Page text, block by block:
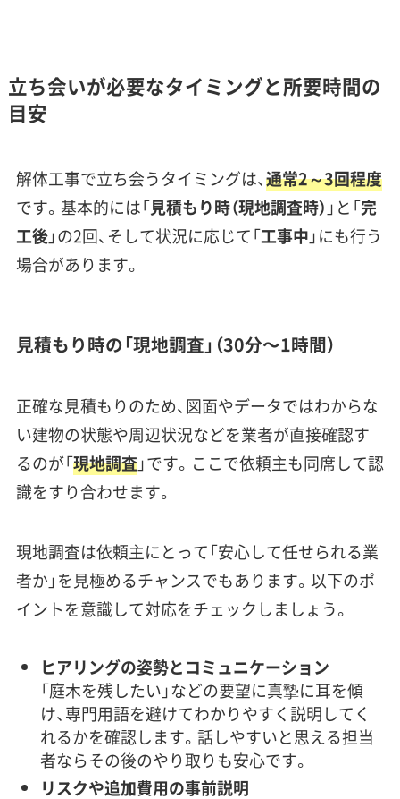
立ち会いが必要なタイミングと所要時間の
目安
解体工事で立ち会うタイミングは、通常2～3回程度
です。基本的には「見積もり時（現地調査時） 」と「完
工後」の2回、そして状況に応じて「工事中」にも行う
場合があります。
見積もり時の「現地調査」（30分〜1時間）
正確な見積もりのため、図面やデータではわからな
い建物の状態や周辺状況などを業者が直接確認す
るのが「現地調査」です。ここで依頼主も同席して認
識をすり合わせます。
現地調査は依頼主にとって「安心して任せられる業
者か」を見極めるチャンスでもあります。以下のポ
イントを意識して対応をチェックしましょう。
ヒアリングの姿勢とコミュニケーション
「庭木を残したい」などの要望に真摯に耳を傾
け、専門用語を避けてわかりやすく説明してく
れるかを確認します。話しやすいと思える担当
者ならその後のやり取りも安心です。
リスクや追加費用の事前説明